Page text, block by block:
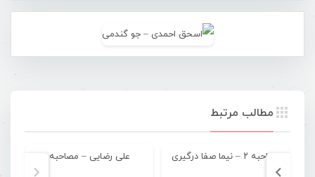
مطالب مرتبط
مصاحبه ۲ – نیما صفا درگیری علی رضایی – مصاحبه